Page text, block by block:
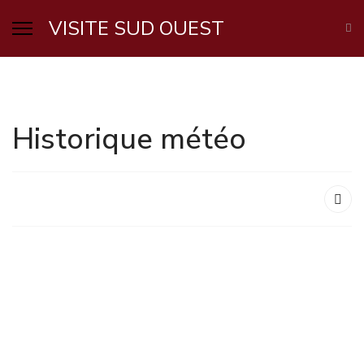
VISITE SUD OUEST
Historique météo